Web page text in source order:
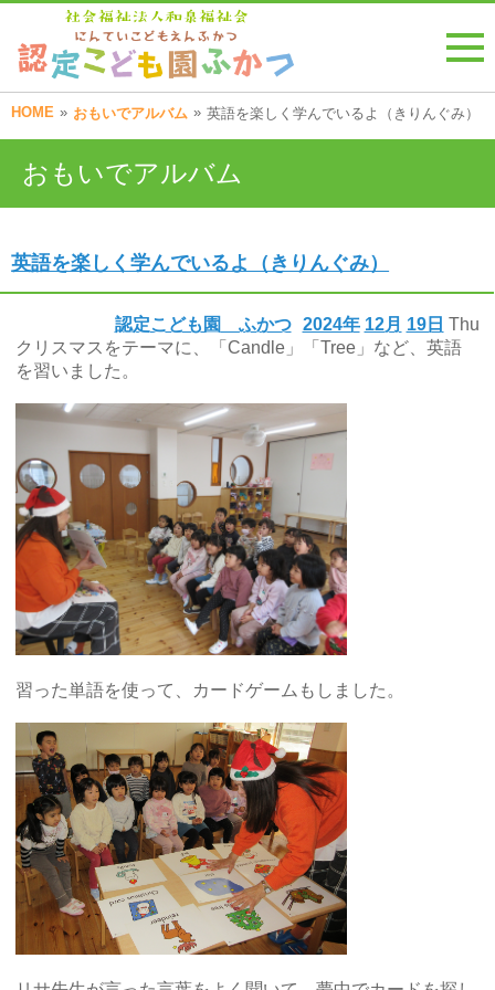
HOME » おもいでアルバム » 英語を楽しく学んでいるよ（きりんぐみ）
おもいでアルバム
英語を楽しく学んでいるよ（きりんぐみ）
2024年 12月 19日 Thu
認定こども園 ふかつ
クリスマスをテーマに、「Candle」「Tree」など、英語
を習いました。
習った単語を使って、カードゲームもしました。